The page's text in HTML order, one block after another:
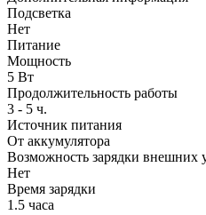
Подсветка
Нет
Питание
Мощность
5 Вт
Продолжительность работы
3 - 5 ч.
Источник питания
От аккумулятора
Возможность зарядки внешних
Нет
Время зарядки
1.5 часа